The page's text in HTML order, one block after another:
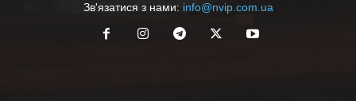
Зв'язатися з нами: info@nvip.com.ua